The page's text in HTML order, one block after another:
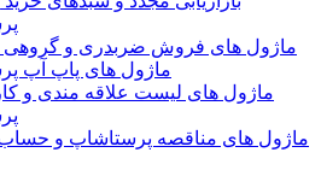
ماژول های فروش ضربدری و
ماژول های پاپ آپ
ماژول های لیست علاقه مندی و
ماژول های مناقصه پرستاشاپ و